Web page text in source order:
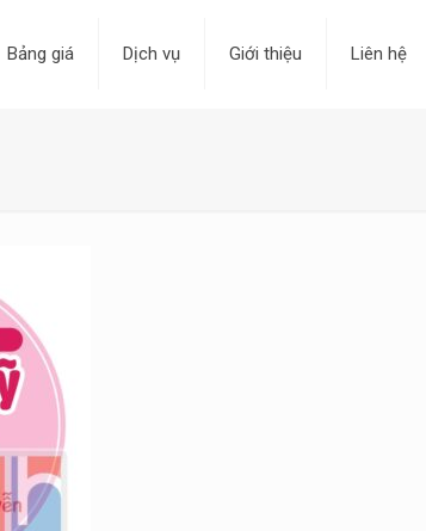
Bảng giá Dịch vụ Giới thiệu Liên hệ